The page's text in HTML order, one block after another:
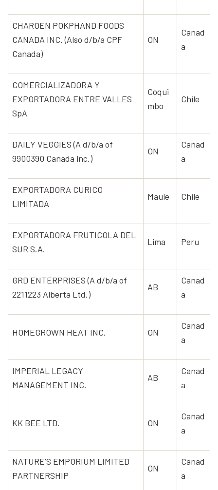
CHAROEN POKPHAND FOODS
CANADA INC. (Also d/b/a CPF
Canada)
ON
Canad
a
COMERCIALIZADORA Y
EXPORTADORA ENTRE VALLES
SpA
Coqui
mbo
Chile
DAILY VEGGIES (A d/b/a of
9900390 Canada inc.)
ON
Canad
a
EXPORTADORA CURICO
LIMITADA
Maule Chile
EXPORTADORA FRUTICOLA DEL
SUR S.A.
Lima Peru
GRD ENTERPRISES (A d/b/a of
2211223 Alberta Ltd.)
AB
Canad
a
HOMEGROWN HEAT INC. ON
Canad
a
IMPERIAL LEGACY
MANAGEMENT INC.
AB
Canad
a
KK BEE LTD. ON
Canad
a
NATURE’S EMPORIUM LIMITED
PARTNERSHIP
ON
Canad
a